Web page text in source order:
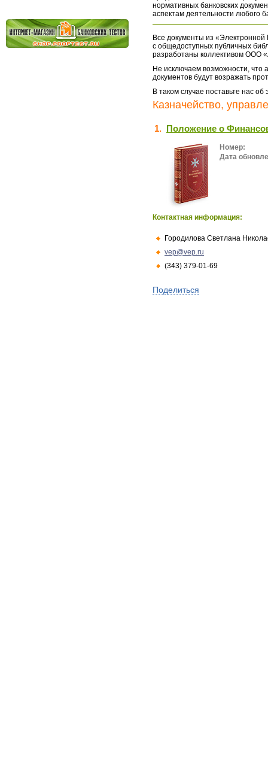
нормативных банковских
аспектам деятельности любого
Все документы из «Электронной
с общедоступных публичных
разработаны коллективом ООО
Не исключаем возможности, что
документов будут возражать
В таком случае поставьте нас
Казначейство,
1. Положение о
Номер:
Дата
Контактная информация:
Городилова Светлана
vep@vep.ru
(343) 379-01-69
Поделиться